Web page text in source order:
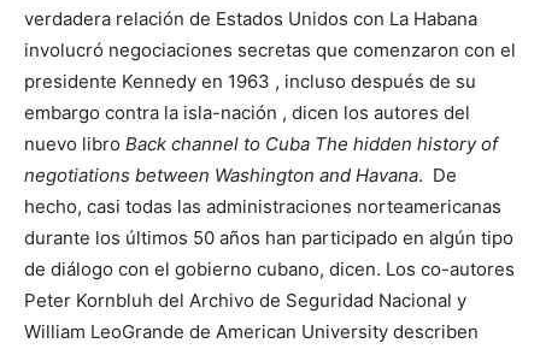
verdadera relación de Estados Unidos con La Habana
involucró negociaciones secretas que comenzaron con el
presidente Kennedy en 1963 , incluso después de su
embargo contra la isla-nación , dicen los autores del
nuevo libro Back channel to Cuba The hidden history of
negotiations between Washington and Havana. De
hecho, casi todas las administraciones norteamericanas
durante los últimos 50 años han participado en algún tipo
de diálogo con el gobierno cubano, dicen. Los co-autores
Peter Kornbluh del Archivo de Seguridad Nacional y
William LeoGrande de American University describen